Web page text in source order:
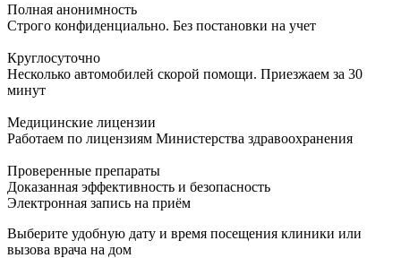
Полная анонимность
Строго конфиденциально. Без постановки на учет
Круглосуточно
Несколько автомобилей скорой помощи. Приезжаем за 30
минут
Медицинские лицензии
Работаем по лицензиям Министерства здравоохранения
Проверенные препараты
Доказанная эффективность и безопасность
Электронная запись на приём
Выберите удобную дату и время посещения клиники или
вызова врача на дом